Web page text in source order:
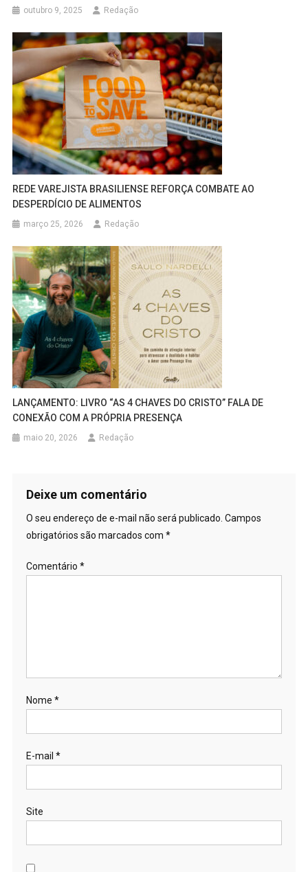
outubro 9, 2025 Redação
REDE VAREJISTA BRASILIENSE REFORÇA COMBATE AO
DESPERDÍCIO DE ALIMENTOS
março 25, 2026 Redação
LANÇAMENTO: LIVRO “AS 4 CHAVES DO CRISTO” FALA DE
CONEXÃO COM A PRÓPRIA PRESENÇA
maio 20, 2026 Redação
Deixe um comentário
O seu endereço de e-mail não será publicado. Campos
obrigatórios são marcados com *
Comentário *
Nome *
E-mail *
Site